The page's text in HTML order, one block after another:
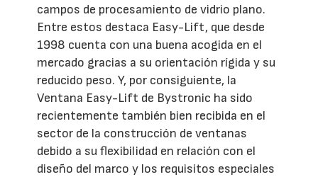
campos de procesamiento de vidrio plano.
Entre estos destaca Easy-Lift, que desde
1998 cuenta con una buena acogida en el
mercado gracias a su orientación rígida y su
reducido peso. Y, por consiguiente, la
Ventana Easy-Lift de Bystronic ha sido
recientemente también bien recibida en el
sector de la construcción de ventanas
debido a su flexibilidad en relación con el
diseño del marco y los requisitos especiales